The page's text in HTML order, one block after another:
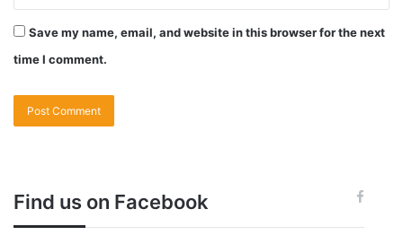
Save my name, email, and website in this browser for the next
time I comment.
Find us on Facebook